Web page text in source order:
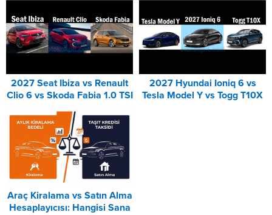
2027 Seat Ibiza vs Renault
Clio 6 vs Skoda Fabia 1.0 TSI
2027 Hyundai Ioniq 6 vs
Tesla Model Y vs Togg T10X
Araç Kiralama vs Satın Alma
Hesaplayıcısı: Hangisi Sana